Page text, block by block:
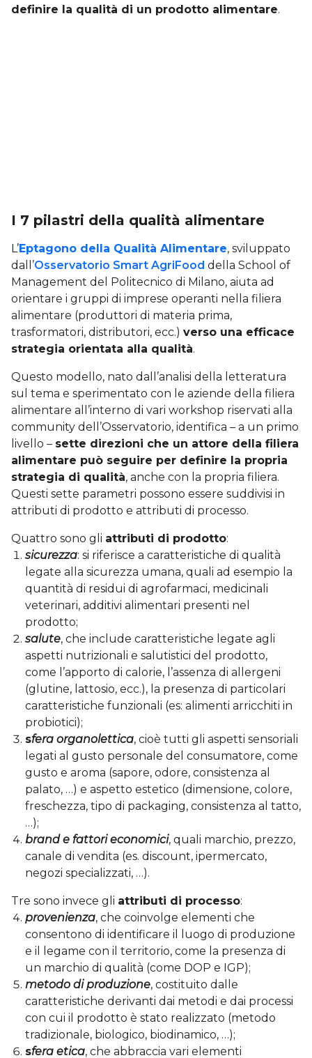
definire la qualità di un prodotto alimentare.
I 7 pilastri della qualità alimentare
L’Eptagono della Qualità Alimentare, sviluppato
dall’Osservatorio Smart AgriFood della School of
Management del Politecnico di Milano, aiuta ad
orientare i gruppi di imprese operanti nella filiera
alimentare (produttori di materia prima,
trasformatori, distributori, ecc.) verso una efficace
strategia orientata alla qualità.
Questo modello, nato dall’analisi della letteratura
sul tema e sperimentato con le aziende della filiera
alimentare all’interno di vari workshop riservati alla
community dell’Osservatorio, identifica – a un primo
livello – sette direzioni che un attore della filiera
alimentare può seguire per definire la propria
strategia di qualità, anche con la propria filiera.
Questi sette parametri possono essere suddivisi in
attributi di prodotto e attributi di processo.
Quattro sono gli attributi di prodotto:
sicurezza: si riferisce a caratteristiche di qualità
legate alla sicurezza umana, quali ad esempio la
quantità di residui di agrofarmaci, medicinali
veterinari, additivi alimentari presenti nel
prodotto;
salute, che include caratteristiche legate agli
aspetti nutrizionali e salutistici del prodotto,
come l’apporto di calorie, l’assenza di allergeni
(glutine, lattosio, ecc.), la presenza di particolari
caratteristiche funzionali (es: alimenti arricchiti in
probiotici);
sfera organolettica, cioè tutti gli aspetti sensoriali
legati al gusto personale del consumatore, come
gusto e aroma (sapore, odore, consistenza al
palato, …) e aspetto estetico (dimensione, colore,
freschezza, tipo di packaging, consistenza al tatto,
…);
brand e fattori economici, quali marchio, prezzo,
canale di vendita (es. discount, ipermercato,
negozi specializzati, …).
Tre sono invece gli attributi di processo:
provenienza, che coinvolge elementi che
consentono di identificare il luogo di produzione
e il legame con il territorio, come la presenza di
un marchio di qualità (come DOP e IGP);
metodo di produzione, costituito dalle
caratteristiche derivanti dai metodi e dai processi
con cui il prodotto è stato realizzato (metodo
tradizionale, biologico, biodinamico, …);
sfera etica, che abbraccia vari elementi